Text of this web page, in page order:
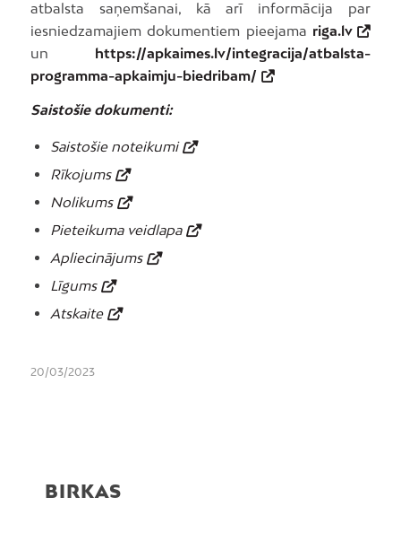
atbalsta saņemšanai, kā arī informācija par
iesniedzamajiem dokumentiem pieejama riga.lv
un https://apkaimes.lv/integracija/atbalsta-
programma-apkaimju-biedribam/
Saistošie dokumenti:
Saistošie noteikumi
Rīkojums
Nolikums
Pieteikuma veidlapa
Apliecinājums
Līgums
Atskaite
20/03/2023
BIRKAS